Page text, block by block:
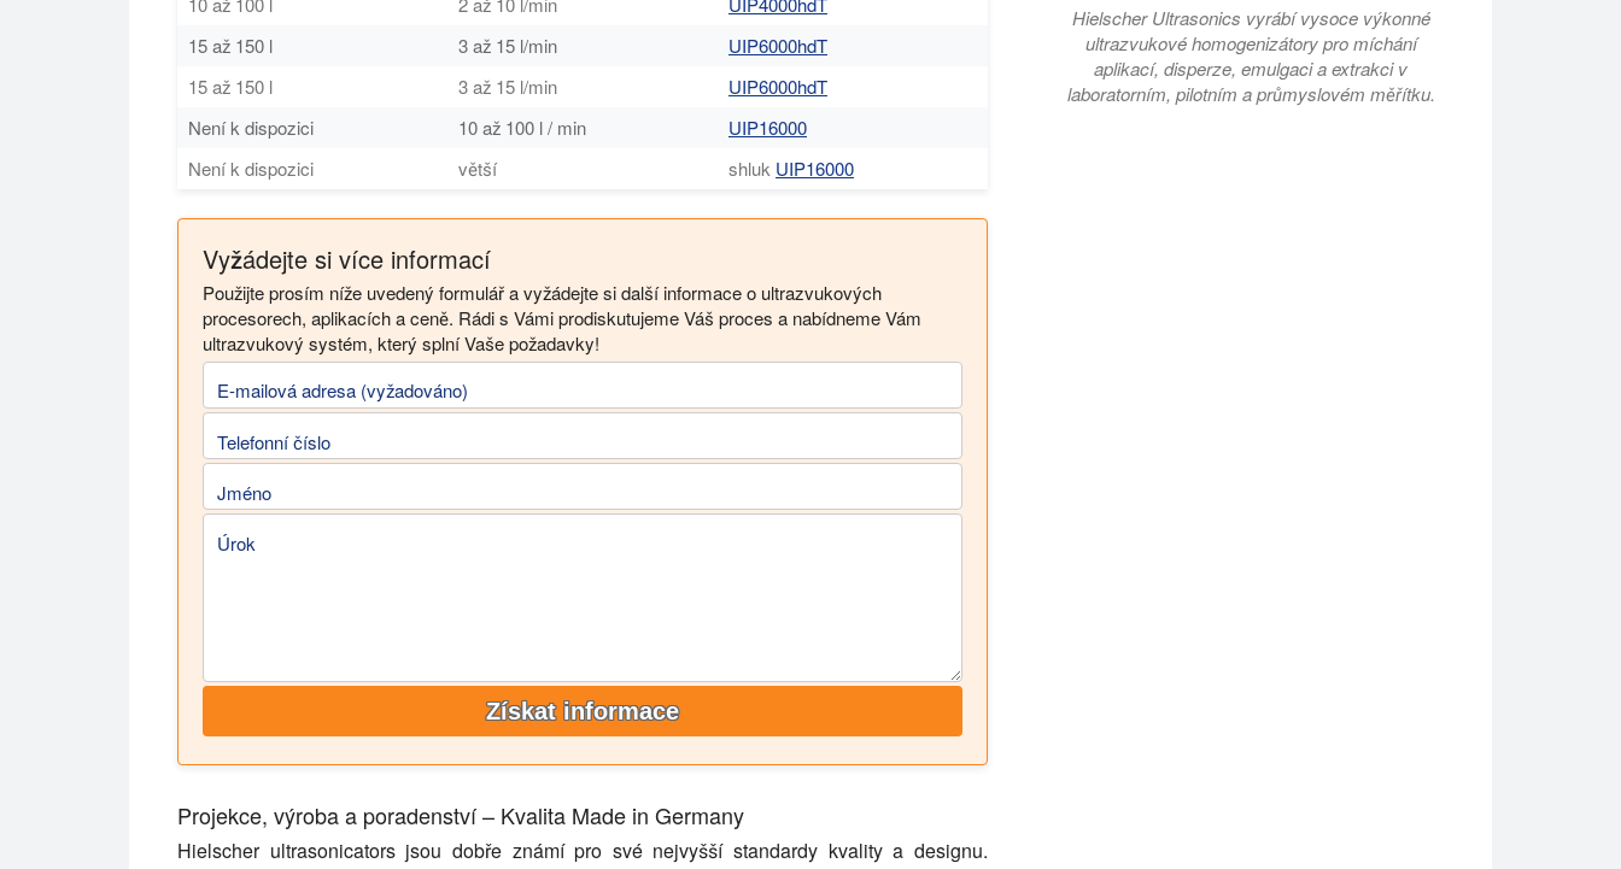
15 až 150 l
3 až 15 l/min
UIP6000hdT
15 až 150 l
3 až 15 l/min
UIP6000hdT
Není k dispozici
10 až 100 l / min
UIP16000
Není k dispozici
větší shluk UIP16000
Vyžádejte si více informací
Použijte prosím níže uvedený formulář a vyžádejte si další informace o ultrazvukových
procesorech, aplikacích a ceně. Rádi s Vámi prodiskutujeme Váš proces a nabídneme Vám
ultrazvukový systém, který splní Vaše požadavky!
E-mailová adresa (vyžadováno)
Telefonní číslo
Jméno
Úrok
Získat informace
Projekce, výroba a poradenství – Kvalita Made in Germany
Hielscher ultrasonicators jsou dobře známí pro své nejvyšší standardy kvality a designu.
Hielscher Ultrasonics vyrábí vysoce výkonné
ultrazvukové homogenizátory pro míchání
aplikací, disperze, emulgaci a extrakci v
laboratorním, pilotním a průmyslovém měřítku.